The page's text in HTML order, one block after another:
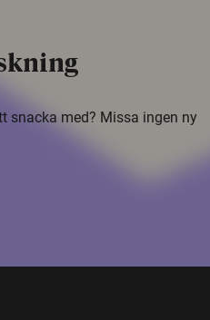
snacka med? Missa ingen ny